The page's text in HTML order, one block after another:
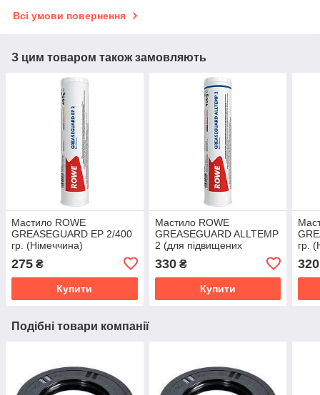
Всі умови повернення
З цим товаром також замовляють
Мастило ROWE
GREASEGUARD EP 2/400
гр. (Німеччина)
275 ₴
Купити
Мастило ROWE
GREASEGUARD ALLTEMP
2 (для підвищених
(Німеччина)
330₴
Купити
гр.
320
Подібні товари компанії